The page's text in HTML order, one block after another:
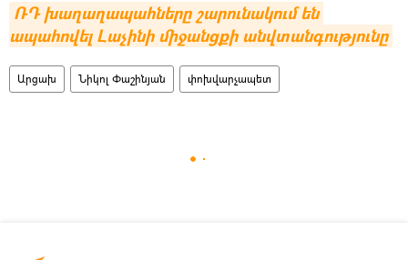
ՌԴ խաղաղապահները շարունակում են
ապահովել Լաչինի միջանցքի անվտանգությունը
Արցախ Նիկոլ Փաշինյան փոխվարչապետ